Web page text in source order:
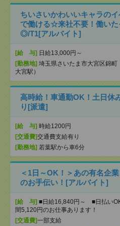
ちいさいかわいいキャラの
で働ける☆来社不要！働い
◎/T1[アルバイト]
[給 与] 日給13,000円～
[勤務地] 埼玉県さいたま市大宮区錦町
大宮駅）
高時給！車通勤OK！土日休
り[派遣]
[給 与] 時給1200円
[交通費]交通費支給有り
[勤務地] 若葉駅から車6分
＜1日～OK！＞あの有名企
のお手伝い！[アルバイト]
[給 与] ■日給16,840円～ ■日払い
間5,120円のお仕事あります！
[交通費]一部支給